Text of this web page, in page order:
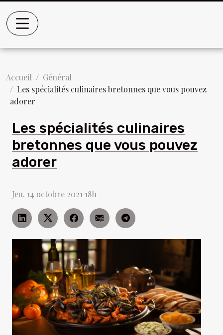
Accueil
Général
Les spécialités culinaires bretonnes que vous pouvez
adorer
Les spécialités culinaires
bretonnes que vous pouvez
adorer
Jeu. 14 octobre 2021 18h